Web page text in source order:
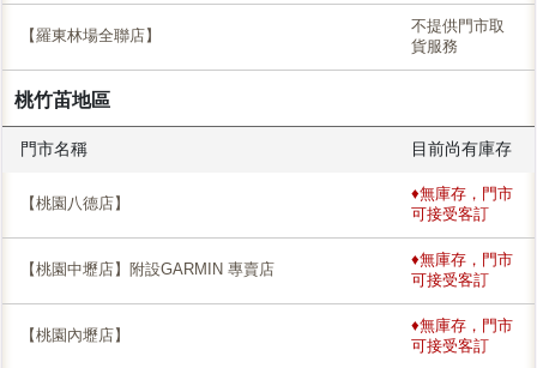
【羅東林場全聯店】
不提供門市取
貨服務
桃竹苖地區
門市名稱 目前尚有庫存
【桃園八德店】
♦無庫存，門市
可接受客訂
【桃園中壢店】附設GARMIN 專賣店
♦無庫存，門市
可接受客訂
【桃園內壢店】
♦無庫存，門市
可接受客訂